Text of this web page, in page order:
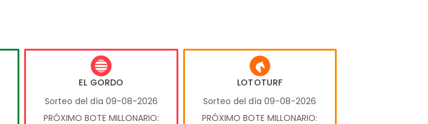
EL GORDO
Sorteo del día 09-08-2026
PRÓXIMO BOTE MILLONARIO:
LOTOTURF
Sorteo del día 09-08-2026
PRÓXIMO BOTE MILLONARIO: